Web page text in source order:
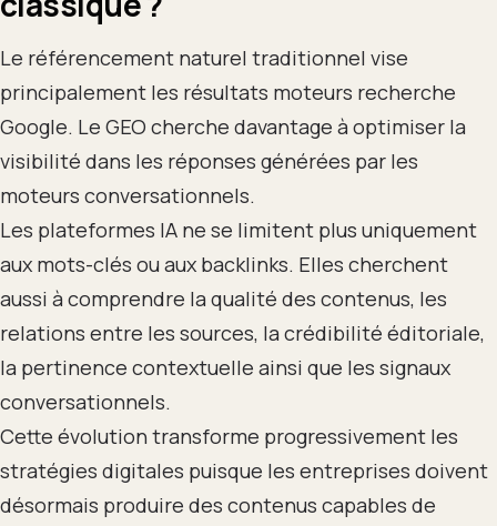
Le référencement naturel traditionnel vise
principalement les résultats moteurs recherche
Google. Le GEO cherche davantage à optimiser la
visibilité dans les réponses générées par les
moteurs conversationnels.
Les plateformes IA ne se limitent plus uniquement
aux mots-clés ou aux backlinks. Elles cherchent
aussi à comprendre la qualité des contenus, les
relations entre les sources, la crédibilité éditoriale,
la pertinence contextuelle ainsi que les signaux
conversationnels.
Cette évolution transforme progressivement les
stratégies digitales puisque les entreprises doivent
désormais produire des contenus capables de